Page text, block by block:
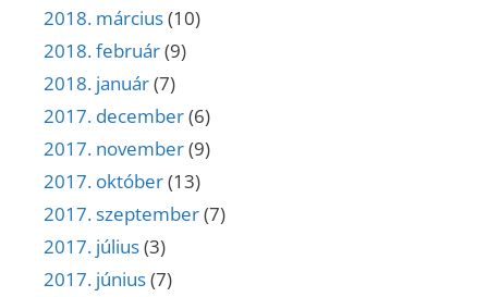
2018. március(10)
2018. február(9)
2018. január(7)
2017. december(6)
2017. november(9)
2017. október(13)
2017. szeptember(7)
2017. július(3)
2017. június(7)